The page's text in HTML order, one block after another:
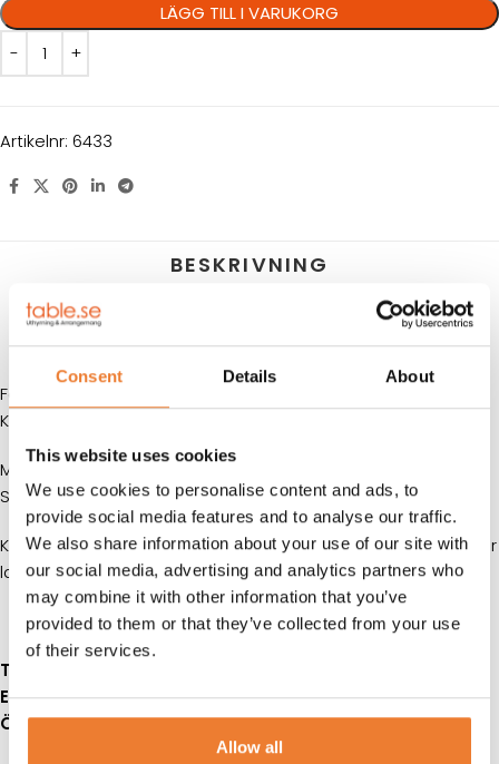
Consent Details About
This website uses cookies
We use cookies to personalise content and ads, to
provide social media features and to analyse our traffic.
We also share information about your use of our site with
our social media, advertising and analytics partners who
may combine it with other information that you’ve
provided to them or that they’ve collected from your use
of their services.
Allow all
LÄGG TILL I VARUKORG
Artikelnr: 6433
BESKRIVNING
Förrättskniv från Iittala i serien Artik designad av Arto
Kankkunen/Laura Partanen.
MÅTT: L 20 cm
SERIE: Artik/Iittala
Klicka pådenna länkför information om våra hyresvillkor eller
ladda ner pdfen
Telefon:
E-post:info@table.se
Öppettider:Måndag – fredag 08.00 – 17.00